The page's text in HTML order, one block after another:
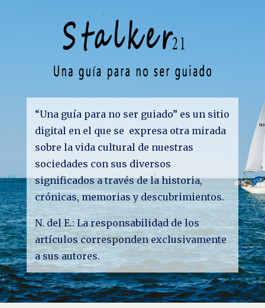
“Una guía para no ser guiado” es un sitio
digital en el que se expresa otra mirada
sobre la vida cultural de nuestras
sociedades con sus diversos
significados a través de la historia,
crónicas, memorias y descubrimientos.
N. del E.: La responsabilidad de los
artículos corresponden exclusivamente
a sus autores.